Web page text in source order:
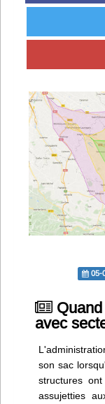
Partager
VieAsso
Infos
Abo
Désabo
Nous
05-
avec
son sac
structures
assujetties